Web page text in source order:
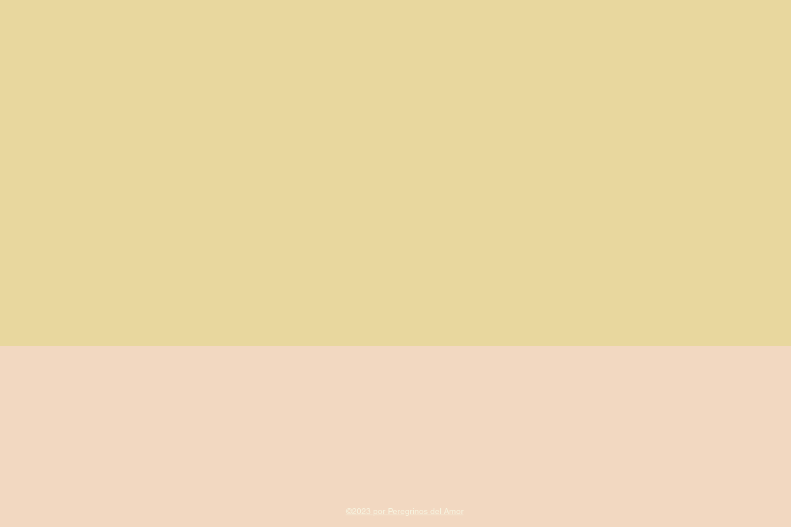
©2023 por Peregrinos del Amor